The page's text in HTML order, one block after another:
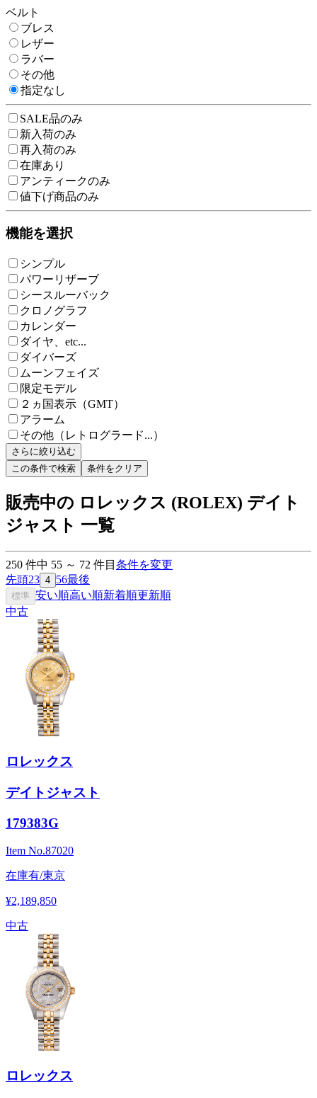
ベルト
ブレス
レザー
ラバー
その他
指定なし
SALE品のみ
新入荷のみ
再入荷のみ
在庫あり
アンティークのみ
値下げ商品のみ
機能を選択
シンプル
パワーリザーブ
シースルーバック
クロノグラフ
カレンダー
ダイヤ、etc...
ダイバーズ
ムーンフェイズ
限定モデル
２ヵ国表示（GMT）
アラーム
その他（レトログラード...）
さらに絞り込む
この条件で検索
条件をクリア
販売中の ロレックス (ROLEX) デイト
ジャスト 一覧
250 件中 55 ～ 72 件目 条件を変更
先頭23 4 56最後
標準 安い順高い順新着順更新順
中古
ロレックス
デイトジャスト
179383G
Item No.87020
在庫有/東京
¥2,189,850
中古
ロレックス